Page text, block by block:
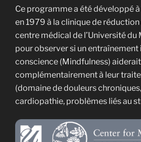
Ce programme a été développé
en 1979 à la clinique de réduction
centre médical de l’Université du
pour observer si un entraînement
conscience (Mindfulness)
complémentairement à leur
(domaine de douleurs
cardiopathie, problèmes liés au